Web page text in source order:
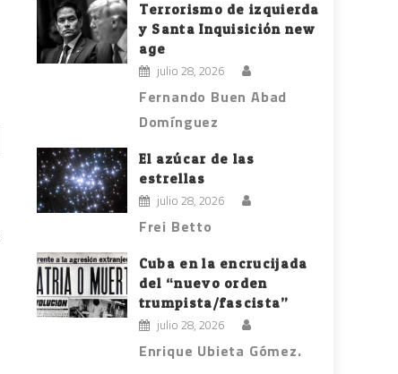
Terrorismo de izquierda
y Santa Inquisición new
age
julio 28, 2026
Fernando Buen Abad
Domínguez
El azúcar de las
estrellas
julio 28, 2026
Frei Betto
Cuba en la encrucijada
del “nuevo orden
trumpista/fascista”
julio 28, 2026
Enrique Ubieta Gómez.